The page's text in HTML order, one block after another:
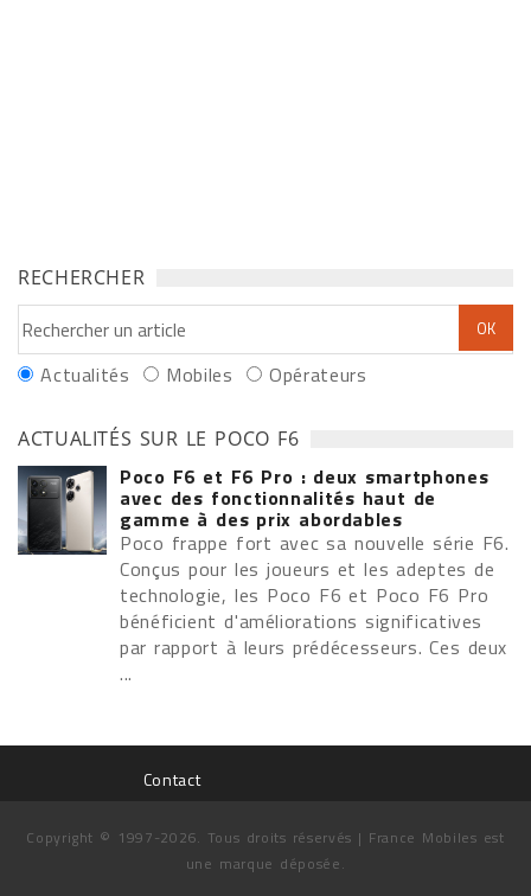
RECHERCHER
Actualités Mobiles Opérateurs
ACTUALITÉS SUR LE POCO F6
Poco F6 et F6 Pro : deux smartphones
avec des fonctionnalités haut de
gamme à des prix abordables
Poco frappe fort avec sa nouvelle série F6.
Conçus pour les joueurs et les adeptes de
technologie, les Poco F6 et Poco F6 Pro
bénéficient d'améliorations significatives
par rapport à leurs prédécesseurs. Ces deux
...
Contact
Copyright © 1997-2026. Tous droits réservés | France Mobiles est
une marque déposée.